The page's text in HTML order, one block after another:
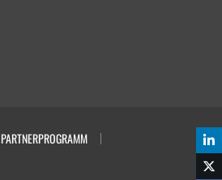
PARTNERPROGRAMM